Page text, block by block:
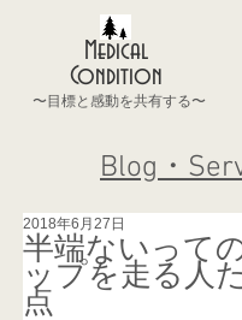
Medical
Condition
〜目標と感動を共有する〜
Blog・
半端ないって
ップを走る人
点
2018年6月27日